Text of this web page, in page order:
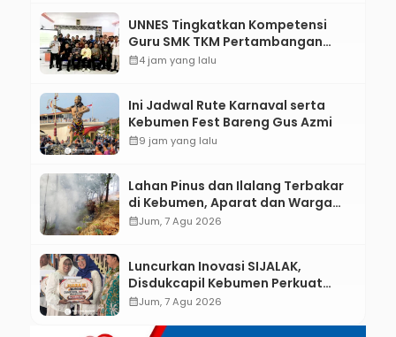
UNNES Tingkatkan Kompetensi
Guru SMK TKM Pertambangan
Kebumen melalui Desain Green
calendar_month4 jam yang lalu
Ini Jadwal Rute Karnaval serta
Kebumen Fest Bareng Gus Azmi
calendar_month9 jam yang lalu
Lahan Pinus dan Ilalang Terbakar
di Kebumen, Aparat dan Warga
Padamkan Api Secara Manual
calendar_monthJum, 7 Agu 2026
Luncurkan Inovasi SIJALAK,
Disdukcapil Kebumen Perkuat
Jejaring Literasi Adminduk hingga
calendar_monthJum, 7 Agu 2026